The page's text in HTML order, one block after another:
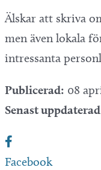
Älskar att skriva
men även lokala
intressanta
Publicerad: 08
Senast
Facebook